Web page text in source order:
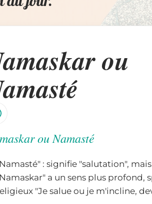
ou
ou Namasté
: signifie "salutation",
a un sens plus profond,
"Je salue ou je m'incline,